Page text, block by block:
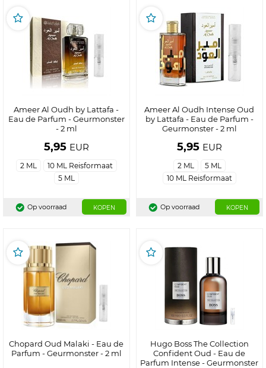
Ameer Al Oudh by Lattafa -
Eau de Parfum - Geurmonster
- 2 ml
5,95 EUR
2 ML
10 ML Reisformaat
5 ML
Op voorraad KOPEN
Ameer Al Oudh Intense Oud
by Lattafa - Eau de Parfum -
Geurmonster - 2 ml
5,95 EUR
2 ML
5 ML
10 ML Reisformaat
Op voorraad KOPEN
Chopard Oud Malaki - Eau de
Parfum - Geurmonster - 2 ml
Hugo Boss The Collection
Confident Oud - Eau de
Parfum Intense - Geurmonster